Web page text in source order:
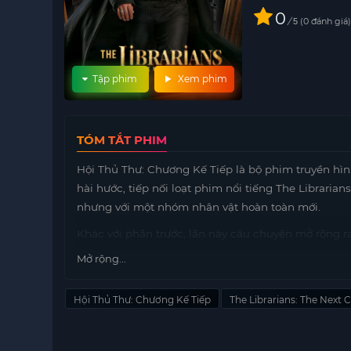
Xem phim
Tập phim
0 / 5 0 đánh giá
TÓM TẮT PHIM
Hội Thủ Thư: Chương Kế Tiếp là bộ phim truyền
hài hước, tiếp nối loạt phim nổi tiếng The
nhưng với một nhóm nhân vật hoàn toàn mới.
Khác với phần trước, lần này câu chuyện mở rộng
hiện một cách sinh động. Khán giả sẽ được đưa
Câu chuyện bắt đầu khi Vikram Chamberlain, một
Mở rộng...
Hội Thủ Thư: Chương Kế Tiếp The Librarians: The Next